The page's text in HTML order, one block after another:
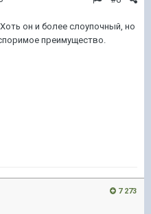
он и более слоупочный, но
преимущество.
7 273